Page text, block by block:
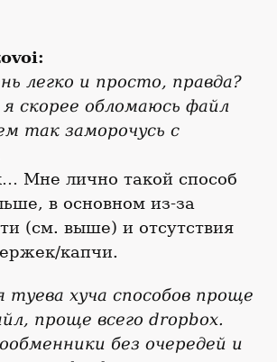
легко и просто, правда?
скорее обломаюсь файл
так заморочусь с
Мне лично такой способ
в основном из-за
(см. выше) и отсутствия
капчи.
туева хуча способов проще
проще всего dropbox.
без очередей и